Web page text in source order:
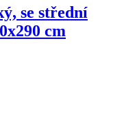
se střední
cm